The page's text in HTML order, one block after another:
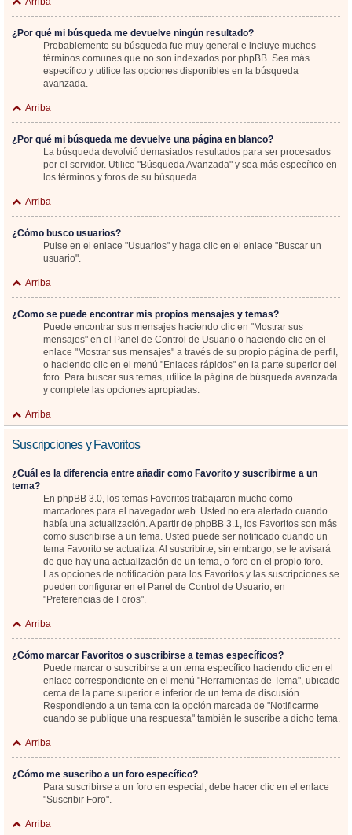
¿Por qué mi búsqueda me devuelve ningún resultado?
Probablemente su búsqueda fue muy general e incluye muchos
términos comunes que no son indexados por phpBB. Sea más
específico y utilice las opciones disponibles en la búsqueda
avanzada.
Arriba
¿Por qué mi búsqueda me devuelve una página en blanco?
La búsqueda devolvió demasiados resultados para ser procesados
por el servidor. Utilice "Búsqueda Avanzada" y sea más específico en
los términos y foros de su búsqueda.
Arriba
¿Cómo busco usuarios?
Pulse en el enlace "Usuarios" y haga clic en el enlace "Buscar un
usuario".
Arriba
¿Como se puede encontrar mis propios mensajes y temas?
Puede encontrar sus mensajes haciendo clic en "Mostrar sus
mensajes" en el Panel de Control de Usuario o haciendo clic en el
enlace "Mostrar sus mensajes" a través de su propio página de perfil,
o haciendo clic en el menú "Enlaces rápidos" en la parte superior del
foro. Para buscar sus temas, utilice la página de búsqueda avanzada
y complete las opciones apropiadas.
Arriba
Suscripciones y Favoritos
¿Cuál es la diferencia entre añadir como Favorito y suscribirme a un
tema?
En phpBB 3.0, los temas Favoritos trabajaron mucho como
marcadores para el navegador web. Usted no era alertado cuando
había una actualización. A partir de phpBB 3.1, los Favoritos son más
como suscribirse a un tema. Usted puede ser notificado cuando un
tema Favorito se actualiza. Al suscribirte, sin embargo, se le avisará
de que hay una actualización de un tema, o foro en el propio foro.
Las opciones de notificación para los Favoritos y las suscripciones se
pueden configurar en el Panel de Control de Usuario, en
"Preferencias de Foros".
Arriba
¿Cómo marcar Favoritos o suscribirse a temas específicos?
Puede marcar o suscribirse a un tema específico haciendo clic en el
enlace correspondiente en el menú "Herramientas de Tema", ubicado
cerca de la parte superior e inferior de un tema de discusión.
Respondiendo a un tema con la opción marcada de "Notificarme
cuando se publique una respuesta" también le suscribe a dicho tema.
Arriba
¿Cómo me suscribo a un foro específico?
Para suscribirse a un foro en especial, debe hacer clic en el enlace
"Suscribir Foro".
Arriba